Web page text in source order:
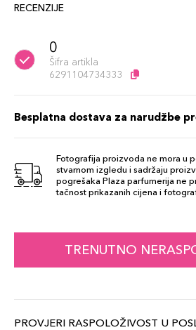
RECENZIJE
0
Šifra artikla
6291104734333
Besplatna dostava za narudžbe
Fotografija proizvoda ne mora u
stvarnom izgledu i sadržaju
pogrešaka Plaza parfumerija ne
tačnost prikazanih cijena i
TRENUTNO
PROVJERI RASPOLOŽIVOST U